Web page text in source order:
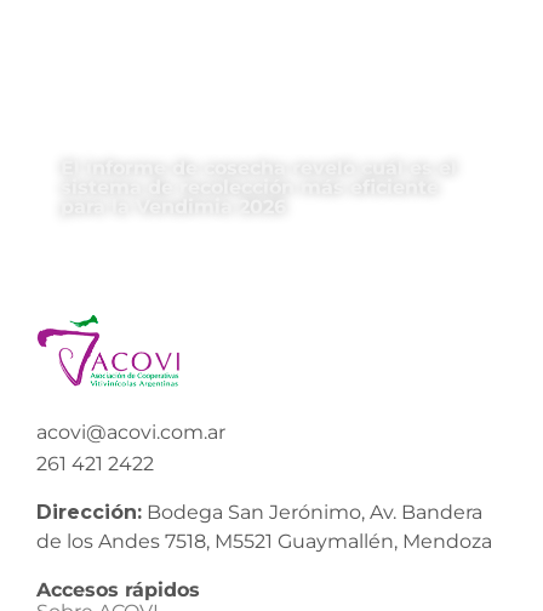
acovi@acovi.com.ar
261 421 2422
Dirección: Bodega San Jerónimo, Av. Bandera
de los Andes 7518, M5521 Guaymallén, Mendoza
Accesos rápidos